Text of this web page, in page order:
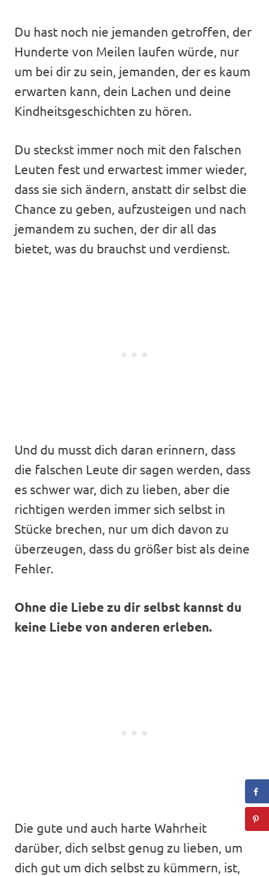
Du hast noch nie jemanden getroffen, der
Hunderte von Meilen laufen würde, nur
um bei dir zu sein, jemanden, der es kaum
erwarten kann, dein Lachen und deine
Kindheitsgeschichten zu hören.
Du steckst immer noch mit den falschen
Leuten fest und erwartest immer wieder,
dass sie sich ändern, anstatt dir selbst die
Chance zu geben, aufzusteigen und nach
jemandem zu suchen, der dir all das
bietet, was du brauchst und verdienst.
Und du musst dich daran erinnern, dass
die falschen Leute dir sagen werden, dass
es schwer war, dich zu lieben, aber die
richtigen werden immer sich selbst in
Stücke brechen, nur um dich davon zu
überzeugen, dass du größer bist als deine
Fehler.
Ohne die Liebe zu dir selbst kannst du
keine Liebe von anderen erleben.
Die gute und auch harte Wahrheit
darüber, dich selbst genug zu lieben, um
dich gut um dich selbst zu kümmern, ist,